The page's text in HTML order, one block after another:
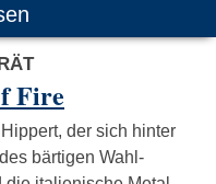
Fire
der sich hinter
bärtigen Wahl-